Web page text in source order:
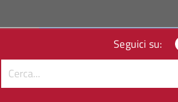
Seguici su: